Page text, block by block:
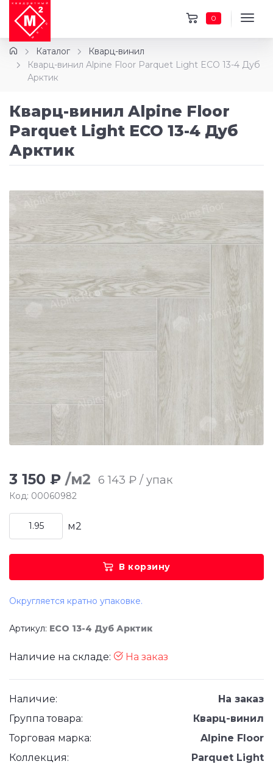
0
Каталог
Кварц-винил
Кварц-винил Alpine Floor Parquet Light ECO 13-4 Дуб
Арктик
Кварц-винил Alpine Floor
Parquet Light ECO 13-4 Дуб
Арктик
3 150 ₽ /м2 6 143 ₽ / упак
Код: 00060982
м2
В корзину
Округляется кратно упаковке.
Артикул: ECO 13-4 Дуб Арктик
Наличие на складе: На заказ
Наличие:
На заказ
Группа товара:
Кварц-винил
Торговая марка:
Alpine Floor
Коллекция:
Parquet Light